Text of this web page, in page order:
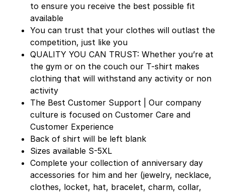
to ensure you receive the best possible fit
available
You can trust that your clothes will outlast the
competition, just like you
QUALITY YOU CAN TRUST: Whether you’re at
the gym or on the couch our T-shirt makes
clothing that will withstand any activity or non
activity
The Best Customer Support | Our company
culture is focused on Customer Care and
Customer Experience
Back of shirt will be left blank
Sizes available S-5XL
Complete your collection of anniversary day
accessories for him and her (jewelry, necklace,
clothes, locket, hat, bracelet, charm, collar,